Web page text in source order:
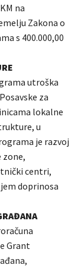
na
Zakona o
s 400.000,00
utroška
za
lokalne
u
je razvoj
centri,
doprinosa
Grant